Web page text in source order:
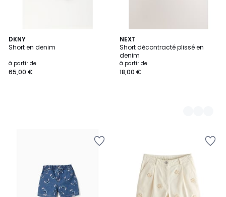
DKNY
Short en denim
à partir de
65,00 €
NEXT
Short décontracté plissé en
denim
à partir de
18,00 €
2
Couleurs